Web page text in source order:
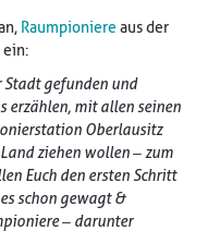
Raumpioniere aus der
ein:
Stadt gefunden und
erzählen, mit allen seinen
Oberlausitz
ziehen wollen – zum
Euch den ersten Schritt
schon gewagt &
– darunter